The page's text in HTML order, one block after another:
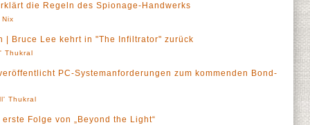
die Regeln des Spionage-Handwerks
| Bruce Lee kehrt in "The Infiltrator" zurück
Thukral
PC-Systemanforderungen zum kommenden Bond-
Thukral
Folge von „Beyond the Light“